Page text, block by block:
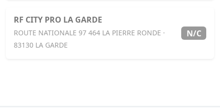
RF CITY PRO LA GARDE
ROUTE NATIONALE 97 464 LA PIERRE RONDE ·
83130 LA GARDE
N/C